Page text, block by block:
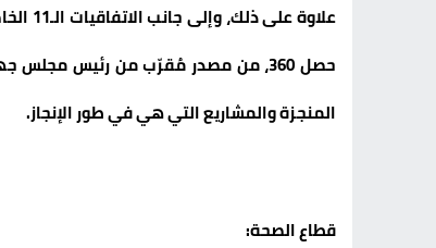
حصل 360، من مصدر مُقرّب من رئيس مجلس
المنجزة والمشاريع التي هي في طور الإنجاز.
قطاع الصحة: